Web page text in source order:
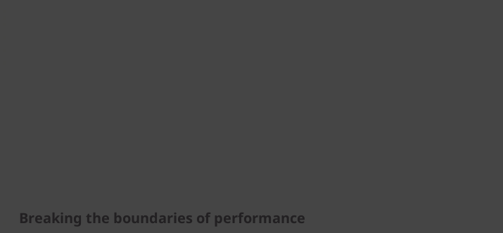
Breaking the boundaries of performance